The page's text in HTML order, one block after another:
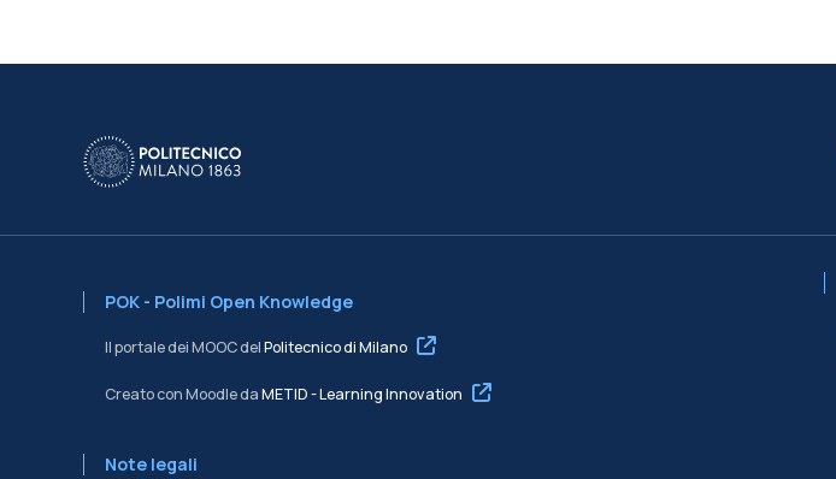
POK - Polimi Open Knowledge
Il portale dei MOOC delPolitecnico di Milano
Creato con Moodle daMETID - Learning Innovation
Note legali